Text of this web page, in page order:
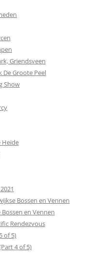
Griendsveen
De Groote Peel
Show
Heide
Bossen en Vennen
en Vennen
Rendezvous
of 5)
4 of 5)